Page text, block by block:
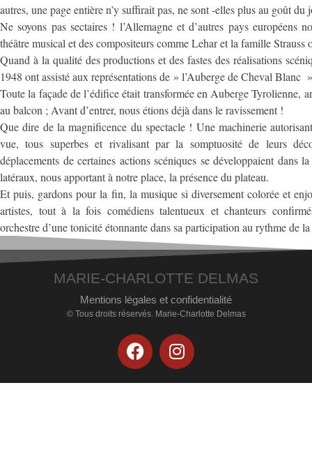
autres, une page entière n’y suffirait pas, ne sont -elles plus au goût du
Ne soyons pas sectaires ! l’Allemagne et d’autres pays européens
théâtre musical et des compositeurs comme Lehar et la famille Strauss
Quand à la qualité des productions et des fastes des réalisations
1948 ont assisté aux représentations de » l’Auberge de Cheval Blanc
Toute la façade de l’édifice était transformée en Auberge Tyrolienne,
au balcon ; Avant d’entrer, nous étions déjà dans le ravissement !
Que dire de la magnificence du spectacle ! Une machinerie
vue, tous superbes et rivalisant par la somptuosité de leurs
déplacements de certaines actions scéniques se développaient dans
latéraux, nous apportant à notre place, la présence du plateau.
Et puis, gardons pour la fin, la musique si diversement colorée et
artistes, tout à la fois comédiens talentueux et chanteurs
orchestre d’une tonicité étonnante dans sa participation au rythme de
MARIE-CHARLOTTE DELMAS
Mentions légales et confidentialité
© Tous droits réservés. Marie-Charlotte Delmas